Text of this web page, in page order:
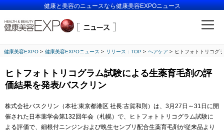
健康と美容のニュースなら健康美容EXPOニュース
健康美容EXPO 健康美容EXPOニュース リリース：TOP ヘアケア ヒトフォトトリコグ
ヒトフォトトリコグラム試験による生薬育毛剤の評
価結果を発表/バスクリン
株式会社バスクリン（本社:東京都港区 社長:古賀和則）は、3月27日～31日に開
催された日本薬学会第132回年会（札幌）で、ヒトフォトトリコグラム試験に
よる評価で、細根付ニンジンおよび晩生センブリ配合生薬育毛剤が従来品より